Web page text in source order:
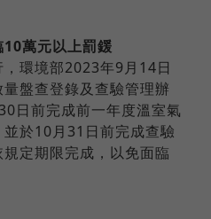
萬元以上罰鍰
環境部2023年9月14日
盤查登錄及查驗管理辦
日前完成前一年度溫室氣
於10月31日前完成查驗
定期限完成，以免面臨